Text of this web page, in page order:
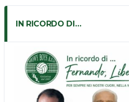
IN RICORDO DI…